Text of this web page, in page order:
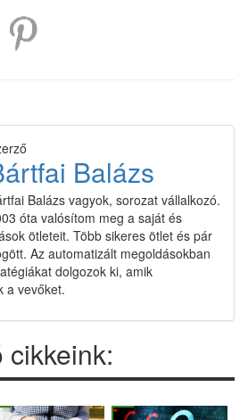
Balázs
Balázs vagyok, sorozat vállalkozó.
óta valósítom meg a saját és
ötleteit. Több sikeres ötlet és pár
Az automatizált megoldásokban
dolgozok ki, amik
a vevőket.
cikkeink: